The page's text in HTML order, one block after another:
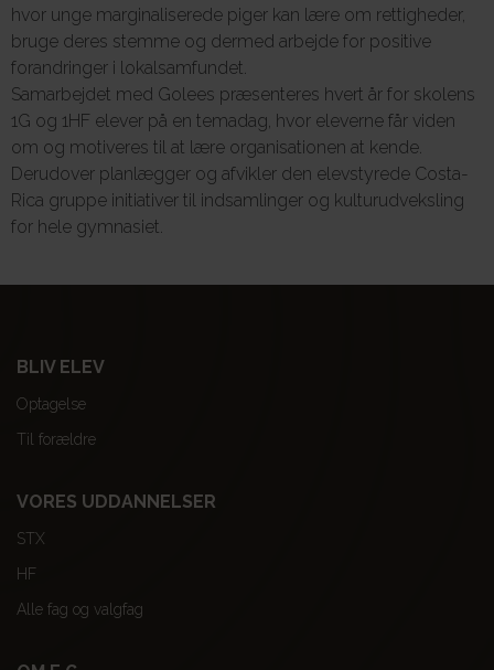
hvor unge marginaliserede piger kan lære om rettigheder,
bruge deres stemme og dermed arbejde for positive
forandringer i lokalsamfundet.
Samarbejdet med Golees præsenteres hvert år for skolens
1G og 1HF elever på en temadag, hvor eleverne får viden
om og motiveres til at lære organisationen at kende.
Derudover planlægger og afvikler den elevstyrede Costa-
Rica gruppe initiativer til indsamlinger og kulturudveksling
for hele gymnasiet.
BLIV ELEV
Optagelse
Til forældre
VORES UDDANNELSER
STX
HF
Alle fag og valgfag